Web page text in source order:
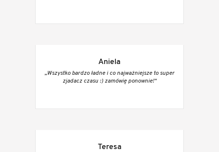
Aniela
„Wszystko bardzo ładne i co najważniejsze to super
zjadacz czasu :) zamówię ponownie!“
Teresa